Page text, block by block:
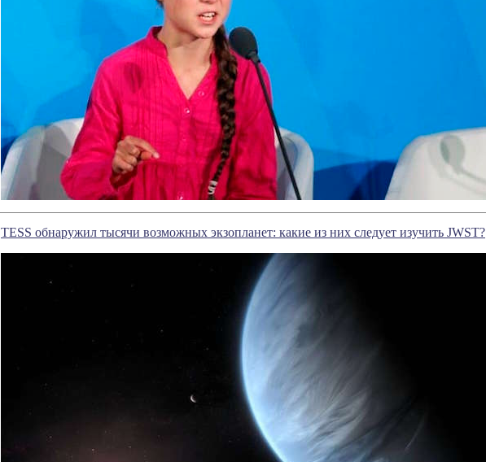
TESS обнаружил тысячи возможных экзопланет: какие из них следует изучить JWST?